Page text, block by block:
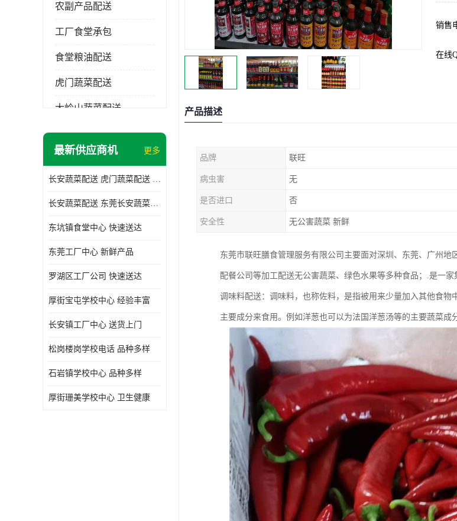
农副产品配送
工厂食堂承包
食堂粮油配送
虎门蔬菜配送
大岭山蔬菜配送
长安蔬菜配送
最新供应商机 更多
长安蔬菜配送 虎门蔬菜配送 厚街蔬菜配送 大朗蔬菜配送
长安蔬菜配送 东莞长安蔬菜配送哪家好
东坑镇食堂中心 快速送达
东莞工厂中心 新鲜产品
罗湖区工厂公司 快速送达
厚街宝屯学校中心 经验丰富
长安镇工厂中心 送货上门
松岗楼岗学校电话 品种多样
石岩镇学校中心 品种多样
厚街珊美学校中心 卫生健康
销售
在线
产品描述
品牌 联旺
病虫害 无
是否进口 否
安全性 无公害蔬菜 新鲜
东莞市联旺膳食管理服务有限公司主要面对深圳、东莞、广州地
配餐公司等加工配送无公害蔬菜、绿色水果等多种食品；.是一
调味料配送：调味料，也称佐料，是指被用来少量加入其他食
主要成分来食用。例如洋葱也可以为法国洋葱汤等的主要蔬菜成